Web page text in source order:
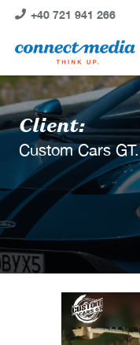
+40 721 941 266
Client:
Custom Cars GT.